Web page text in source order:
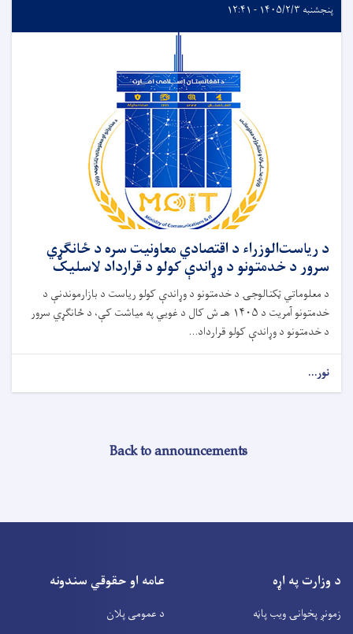
پنجشنبه ۱۴۰۵/۲/۳ - ۱۲:۴۱
د ریاست‌الوزراء د اقتصادي معاونیت سره د ځانګړي
سرور د خدمتونو د وړاندې کولو د قرارداد لاسلیک
د معلوماتي ټکنالوجۍ د خدمتونو د وړاندې کولو ریاست د بازارموندنې د
خدمتونو آمریت د ۱۴۰۵ هـ ش کال د غویي په میاشت کې، د ځانګړي سرور
د خدمتونو د وړاندې کولو قرارداد...
نور...
Back to announcements
د وزارت په اړه
زمونږ پخوانۍ ویب پاڼه
عامه او حقوقي سندونه
د عمومی پلان